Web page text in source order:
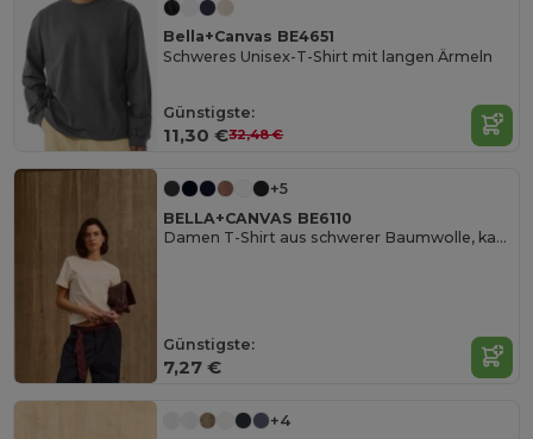
Bella+Canvas BE4651
Schweres Unisex-T-Shirt mit langen Ärmeln
Günstigste:
11,30 €32,48 €
+5
BELLA+CANVAS BE6110
Damen T-Shirt aus schwerer Baumwolle, kastiger Schnitt
Günstigste:
7,27 €
+4